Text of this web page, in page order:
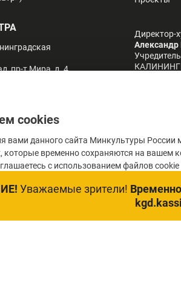
cookies
вами данного сайта Минкультуры
временно сохраняются на вашем
с использованием файлов
пр-т Мира, д. 4
22
Директор-
Уважаемые зрители!